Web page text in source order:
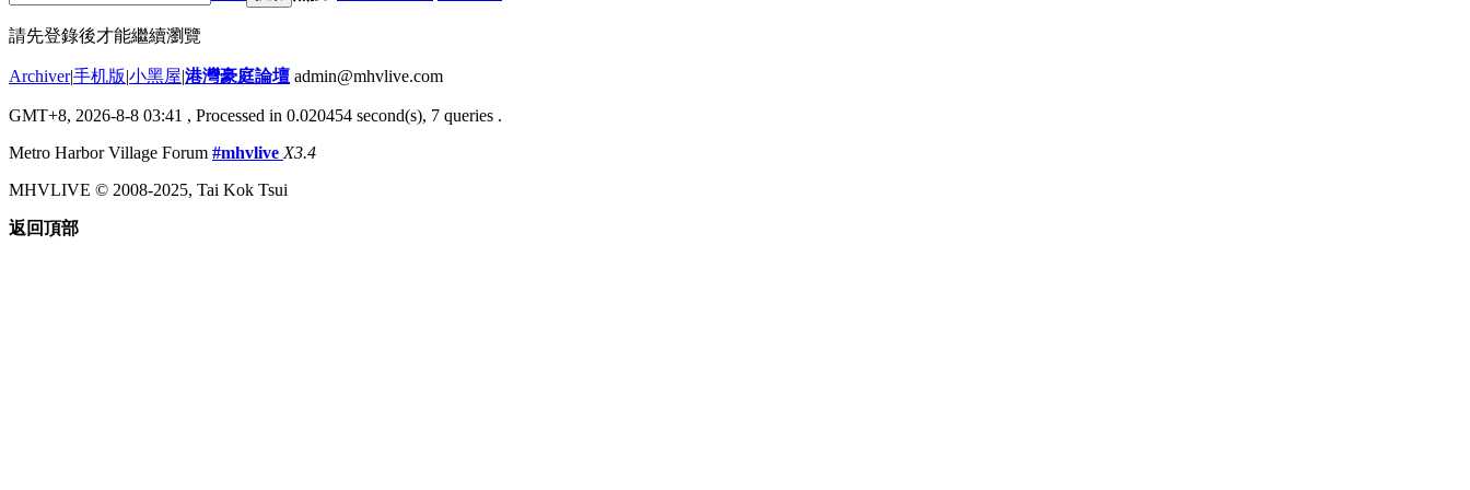
請先登錄後才能繼續瀏覽
Archiver|手机版|小黑屋|港灣豪庭論壇 admin@mhvlive.com
GMT+8, 2026-8-8 03:41 , Processed in 0.020454 second(s), 7 queries .
Metro Harbor Village Forum #mhvlive X3.4
MHVLIVE © 2008-2025, Tai Kok Tsui
返回頂部